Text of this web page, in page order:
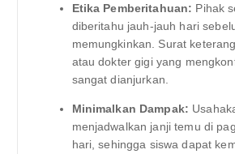
Etika Pemberitahuan: Pihak
diberitahu jauh-jauh hari
memungkinkan. Surat
atau dokter gigi yang
sangat dianjurkan.
Minimalkan Dampak:
menjadwalkan janji temu di
hari, sehingga siswa dapat